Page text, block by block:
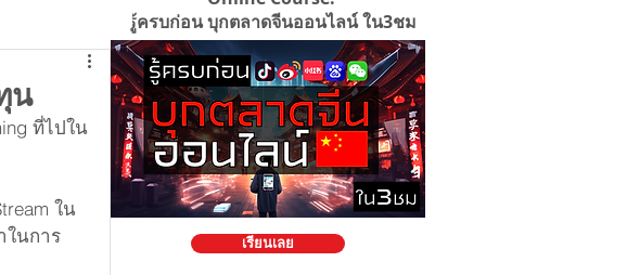
รู้ครบก่อน บุกตลาดจีนออนไลน์ ใน3ชม
เรียนเลย
ำ
น
ที่ไปใน
ใน
ในการ